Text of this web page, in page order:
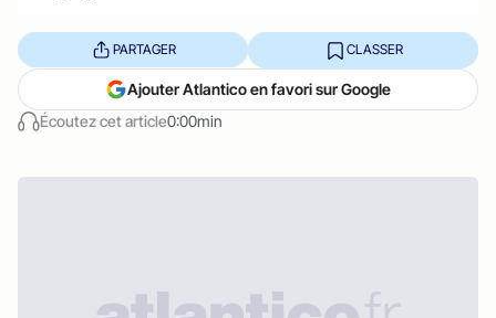
Écoutez cet article0:00min
PARTAGER CLASSER
Ajouter Atlantico en favori sur Google